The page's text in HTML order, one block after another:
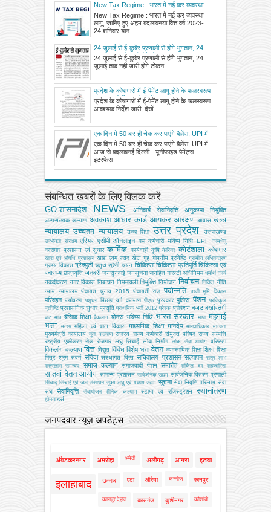
New Tax Regime : भारत में नई कर व्यवस्था
लागू, जानिए हुए अहम बदलाव
New Tax Regime : भारत में नई कर व्यवस्था
लागू, जानिए हुए अहम बदलावनया वित्त वर्ष 2023-
24 शनिवार यान
24 जुलाई से ई-कुबेर प्रणाली से होंगे भुगतान, 24
जुलाई तक नही जारी होंगे टोकन
24 जुलाई से ई-कुबेर प्रणाली से होंगे भुगतान, 24
जुलाई तक नही जारी होंगे टोकन
प्रदेश के कोषागारों में ई-पेमेंट लागू होने के फलस्वरूप
आवश्यक निर्देश जारी, देखें
प्रदेश के कोषागारों में ई-पेमेंट लागू होने के फलस्वरूप
आवश्यक निर्देश जारी, देखें
एक दिन में 50 बार ही चेक कर पाएंगे बैलेंस, UPI में
आज से बदलाव
एक दिन में 50 बार ही चेक कर पाएंगे बैलेंस, UPI में
आज से बदलावनई दिल्ली। यूनीफाइड पेमेंट्स
इंटरफेस
संबन्धित खबरों के लिए क्लिक करें
GO-शासनादेश NEWS अनिवार्य सेवानिवृत्ति अनुकम्पा नियुक्ति
अल्‍पसंख्‍यक कल्‍याण अवकाश आधार कार्ड आयकर आरक्षण आवास उच्च
न्यायालय उच्चतम न्यायालय उच्‍च शिक्षा उत्तर प्रदेश उत्तराखण्ड
उपभोक्‍ता संरक्षण एरियर एसीपी ऑनलाइन कर कर्मचारी भविष्य निधि EPF कामधेनु
कारागार प्रशासन एवं सुधार कार्मिक कार्यवाही कृषि कैरियर कोर्टशाला कोषागार
खाद्य एवं औषधि प्रशासन खाद्य एवम् रसद खेल गृह गोपनीय प्रविष्टि ग्रामीण अभियन्‍त्रण
ग्राम्य विकास ग्रेच्युटी चतुर्थ श्रेणी चयन चिकित्सा चिकित्सा प्रतिपूर्ति चिकित्‍सा एवं
स्वास्थ्य छात्रवृत्ति जनवरी जनसुनवाई जनसूचना जनहित गारण्टी अधिनियम धर्मार्थ कार्य
नकदीकरण नगर विकास निबन्‍धन नियमावली नियुक्ति नियोजन निर्वाचन निविदा नीति
न्याय न्यायालय पंचायत चुनाव 2015 पंचायती राज पदोन्नति परती भूमि विकास
परिवहन पर्यावरण पशुधन पिछड़ा वर्ग कल्‍याण पीएफ पुरस्कार पुलिस पेंशन
प्रतिकूल
प्रविष्टि प्रशासनिक सुधार प्रसूति प्राथमिक भर्ती 2012 प्रेरक प्रोबेशन बजट बर्खास्तगी
बाट माप बेसिक शिक्षा बैकलाग बोनस भविष्य निधि भारत सरकार भाषा मंहगाई
भत्ता
मत्‍स्‍य महिला एवं बाल विकास माध्यमिक शिक्षा मानदेय मानवाधिकार मान्यता
मुख्‍यमंत्री कार्यालय युवा कल्याण राजस्व राज्य कर्मचारी संयुक्त परिषद राज्य सम्पत्ति
राष्ट्रीय एकीकरण रोक रोजगार लघु सिंचाई लोक निर्माण लोक सेवा आयोग वरिष्ठता
विकलांग कल्याण वित्त विद्युत विविध विशेष भत्ता वेतन व्‍यवसायिक शिक्षा शिक्षा शिक्षा
मित्र श्रम संवर्ग संविदा संस्‍थागत वित्‍त सचिवालय प्रशासन सत्यापन सत्र लाभ
सत्रलाभ
समन्वय समाज कल्याण समाजवादी पेंशन समारोह सर्किल दर सहकारिता
सातवां वेतन आयोग सामान्य प्रशासन सार्वजनिक उद्यम सार्वजनिक वितरण प्रणाली
सिंचाई सिंचाई एवं जल संसाधन सूक्ष्म लघु एवं मध्यम उद्यम सूचना सेवा निवृत्ति परिलाभ सेवा
संघ
सेवानिवृत्ति सेवायोजन सैनिक कल्‍याण स्टाम्प एवं रजिस्ट्रेशन स्थानांतरण
होमगाडर्स
जनपदवार न्यूज़ अपडेट्स
अंबेडकरनगर अमरोहा अमेठी अलीगढ़ आगरा इटावा
इलाहाबाद उन्नाव एटा औरैया कन्नौज कानपुर
कानपुर देहात कासगंज कुशीनगर कौशांबी